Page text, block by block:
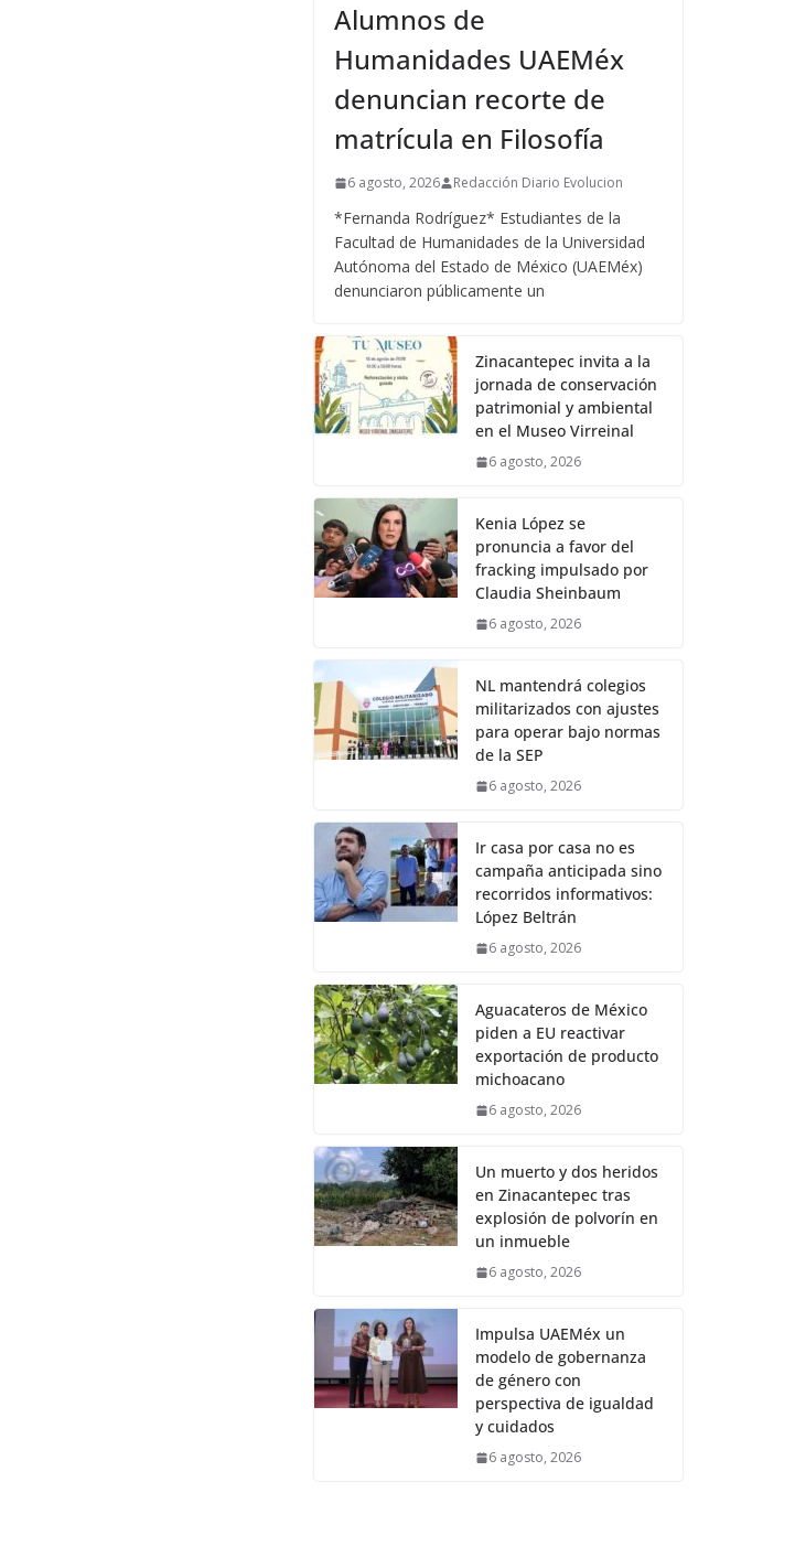
Alumnos de
Humanidades UAEMéx
denuncian recorte de
matrícula en Filosofía
6 agosto, 2026 Redacción Diario Evolucion
*Fernanda Rodríguez* Estudiantes de la
Facultad de Humanidades de la Universidad
Autónoma del Estado de México (UAEMéx)
denunciaron públicamente un
Zinacantepec invita a la
jornada de conservación
patrimonial y ambiental
en el Museo Virreinal
6 agosto, 2026
Kenia López se
pronuncia a favor del
fracking impulsado por
Claudia Sheinbaum
6 agosto, 2026
NL mantendrá colegios
militarizados con ajustes
para operar bajo normas
de la SEP
6 agosto, 2026
Ir casa por casa no es
campaña anticipada sino
recorridos informativos:
López Beltrán
6 agosto, 2026
Aguacateros de México
piden a EU reactivar
exportación de producto
michoacano
6 agosto, 2026
Un muerto y dos heridos
en Zinacantepec tras
explosión de polvorín en
un inmueble
6 agosto, 2026
Impulsa UAEMéx un
modelo de gobernanza
de género con
perspectiva de igualdad
y cuidados
6 agosto, 2026